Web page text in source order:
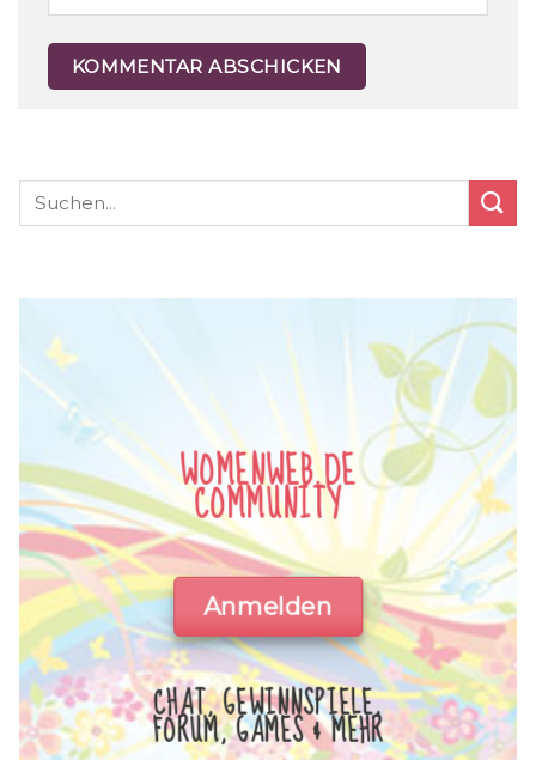
WOMENWEB.DE
COMMUNITY
Anmelden
CHAT, GEWINNSPIELE,
FORUM, GAMES & MEHR